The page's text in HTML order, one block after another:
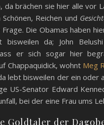
da brächen sie hier alle vor
Reichen und
Die Obamas haben
bisweilen da; John
er sich sogar hier
Chappaquidick, wohnt Meg
lebt bisweilen der ein oder
US-Senator Edward
bei der eine Frau ums
Goldtaler der